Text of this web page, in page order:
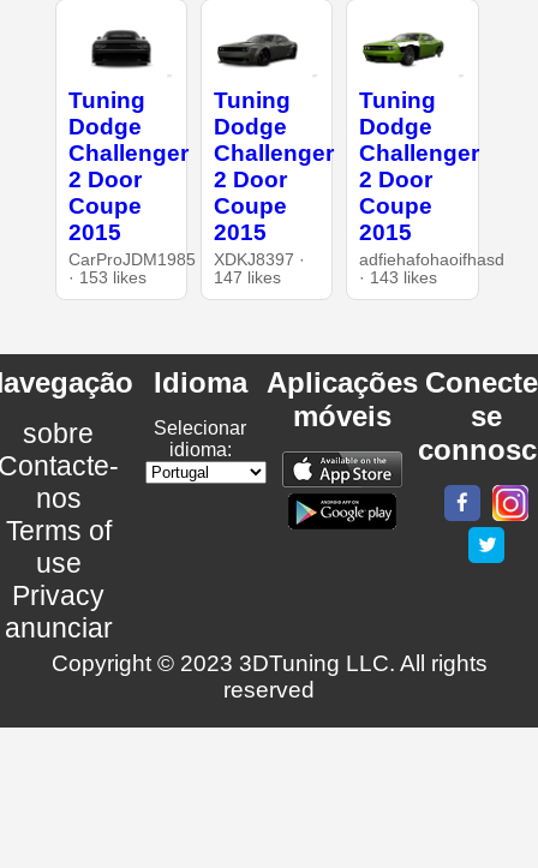
Tuning
Dodge
Challenger
2 Door
Coupe
2015
CarProJDM1985
· 153 likes
Tuning
Dodge
Challenger
2 Door
Coupe
2015
XDKJ8397 ·
147 likes
Tuning
Dodge
Challenger
2 Door
Coupe
2015
adfiehafohaoifhasd
· 143 likes
sobre
nos
Terms of
use
Privacy
anunciar
Idioma
Selecionar
idioma:
Aplicações
móveis
se
Copyright © 2023 3DTuning LLC. All rights
reserved